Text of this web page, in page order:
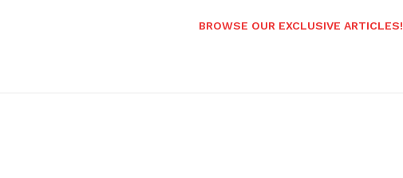
BROWSE OUR EXCLUSIVE ARTICLES!